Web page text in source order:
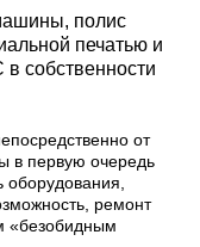
полис
печатью и
собственности
от
в первую очередь
оборудования,
ремонт
«безобидным